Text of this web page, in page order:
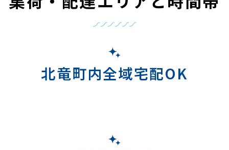
北竜町内全域宅配OK